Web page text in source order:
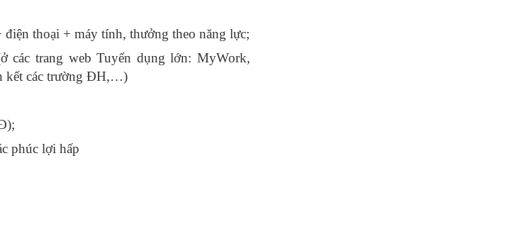
thoại + máy tính, thưởng theo năng lực;
trang web Tuyển dụng lớn: MyWork,
kết các trường ĐH,…)
phúc lợi hấp